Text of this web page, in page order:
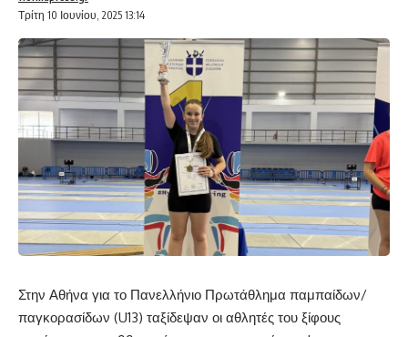
Τρίτη 10 Ιουνίου, 2025 13:14
Στην Αθήνα για το Πανελλήνιο Πρωτάθλημα παμπαίδων/
παγκορασίδων (U13) ταξίδεψαν οι αθλητές του ξίφους